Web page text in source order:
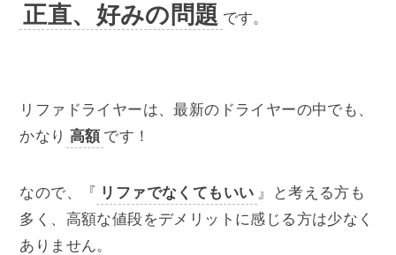
正直、好みの問題 です。
リファドライヤーは、最新のドライヤーの中でも、
かなり 高額 です！
なので、『 リファでなくてもいい 』と考える方も
多く、高額な値段をデメリットに感じる方は少なく
ありません。